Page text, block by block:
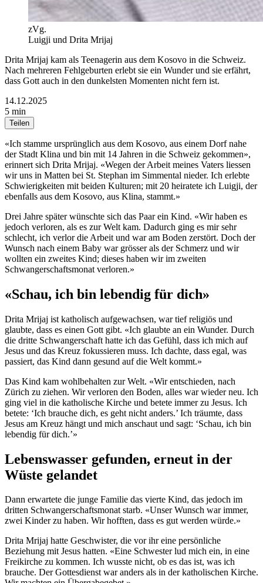
zVg.
Luigji und Drita Mrijaj
Drita Mrijaj kam als Teenagerin aus dem Kosovo in die Schweiz.
Nach mehreren Fehlgeburten erlebt sie ein Wunder und sie erfährt,
dass Gott auch in den dunkelsten Momenten nicht fern ist.
14.12.2025
5 min
Teilen
«Ich stamme ursprünglich aus dem Kosovo, aus einem Dorf nahe
der Stadt Klina und bin mit 14 Jahren in die Schweiz gekommen»,
erinnert sich Drita Mrijaj. «Wegen der Arbeit meines Vaters liessen
wir uns in Matten bei St. Stephan im Simmental nieder. Ich erlebte
Schwierigkeiten mit beiden Kulturen; mit 20 heiratete ich Luigji, der
ebenfalls aus dem Kosovo, aus Klina, stammt.»
Drei Jahre später wünschte sich das Paar ein Kind. «Wir haben es
jedoch verloren, als es zur Welt kam. Dadurch ging es mir sehr
schlecht, ich verlor die Arbeit und war am Boden zerstört. Doch der
Wunsch nach einem Baby war grösser als der Schmerz und wir
wollten ein zweites Kind; dieses haben wir im zweiten
Schwangerschaftsmonat verloren.»
«Schau, ich bin lebendig für dich»
Drita Mrijaj ist katholisch aufgewachsen, war tief religiös und
glaubte, dass es einen Gott gibt. «Ich glaubte an ein Wunder. Durch
die dritte Schwangerschaft hatte ich das Gefühl, dass ich mich auf
Jesus und das Kreuz fokussieren muss. Ich dachte, dass egal, was
passiert, das Kind dann gesund auf die Welt kommt.»
Das Kind kam wohlbehalten zur Welt. «Wir entschieden, nach
Zürich zu ziehen. Wir verloren den Boden, alles war wieder neu. Ich
ging viel in die katholische Kirche und betete immer zu Jesus. Ich
betete: ‘Ich brauche dich, es geht nicht anders.’ Ich träumte, dass
Jesus am Kreuz hängt und mich anschaut und sagt: ‘Schau, ich bin
lebendig für dich.’»
Lebenswasser gefunden, erneut in der
Wüste gelandet
Dann erwartete die junge Familie das vierte Kind, das jedoch im
dritten Schwangerschaftsmonat starb. «Unser Wunsch war immer,
zwei Kinder zu haben. Wir hofften, dass es gut werden würde.»
Drita Mrijaj hatte Geschwister, die vor ihr eine persönliche
Beziehung mit Jesus hatten. «Eine Schwester lud mich ein, in eine
Freikirche zu kommen. Ich wusste nicht, ob es das ist, was ich
brauche. Der Gottesdienst war anders als in der katholischen Kirche.